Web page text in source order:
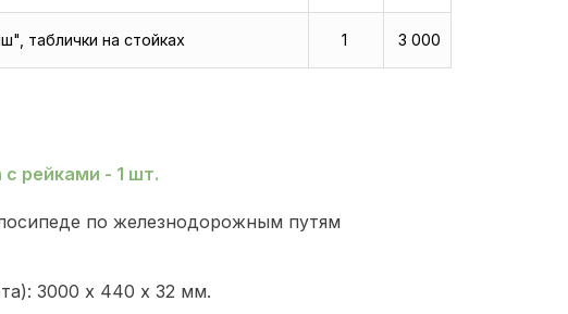
таблички на стойках 1 3 000
рейками - 1 шт.
по железнодорожным путям
3000 х 440 х 32 мм.